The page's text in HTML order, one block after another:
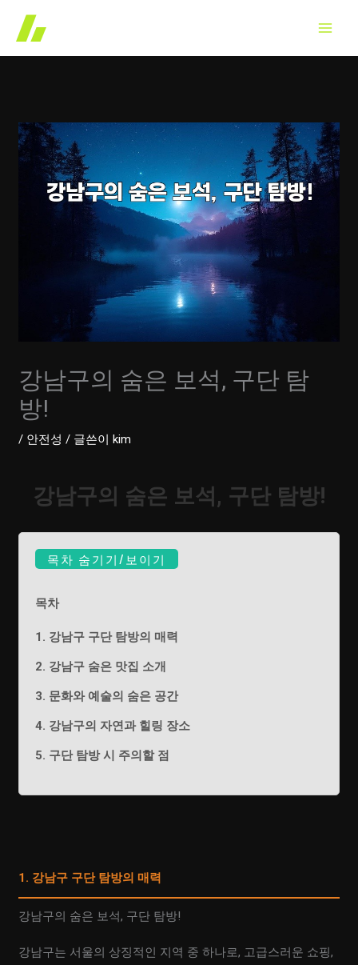
츠
강남구의 숨은 보석, 구단 탐
방!
/ 안전성 / 글쓴이kim
강남구의 숨은 보석, 구단 탐방!
목차 숨기기/보이기
목차
1. 강남구 구단 탐방의 매력
2. 강남구 숨은 맛집 소개
3. 문화와 예술의 숨은 공간
4. 강남구의 자연과 힐링 장소
5. 구단 탐방 시 주의할 점
1. 강남구 구단 탐방의 매력
강남구의 숨은 보석, 구단 탐방!
강남구는 서울의 상징적인 지역 중 하나로, 고급스러운 쇼핑,